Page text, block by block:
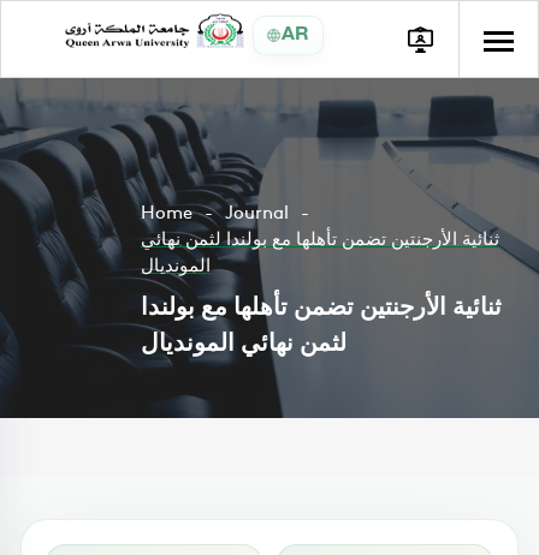
AR
Home
Journal
ثنائية الأرجنتين تضمن تأهلها مع بولندا لثمن نهائي
المونديال
ثنائية الأرجنتين تضمن تأهلها مع بولندا
لثمن نهائي المونديال